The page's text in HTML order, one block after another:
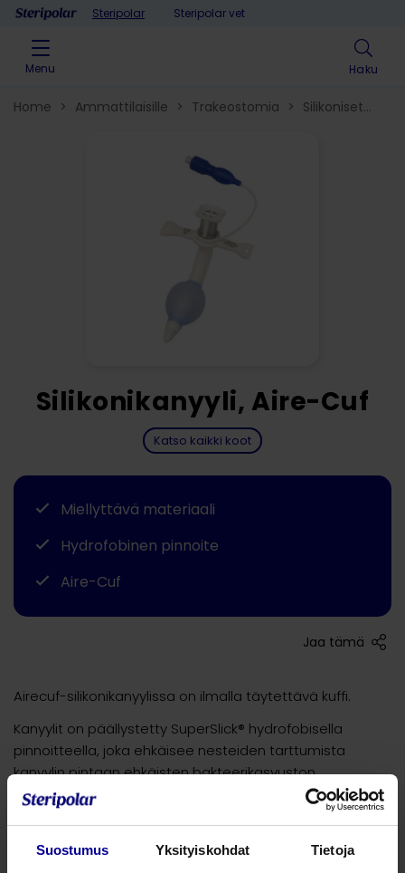
Suostumus Yksityiskohdat Tietoja
Skip to contentSteripolar Steripolar vet
Menu Haku
Home > Ammattilaisille > Trakeostomia > Silikoniset
Airecuf-silikonikanyylissa on ilmalla täytettävä kuffi.
Kanyylit on päällystetty SuperSlick® hydrofobisella
pinnoitteella, joka ehkäisee nesteiden tarttumista
kanyylin pintaan ehkäisten bakteerikasvuston
muodostumista ja on käytössä kudosystävällinen.
Kanyyleissa on 15mm standardi yhdistäjä ja hyvin istuva,
Silikonikanyyli, Aire-Cuf
Katso kaikki koot
Miellyttävä materiaali
Hydrofobinen pinnoite
Aire-Cuf
Jaa tämä